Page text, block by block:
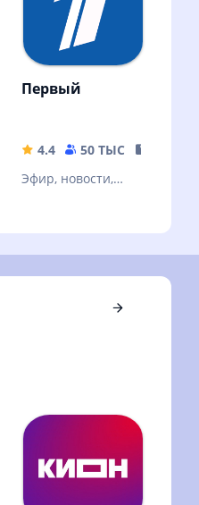
32.67 MB
Первый
4.4 50 ТЫС
Эфир, новости,